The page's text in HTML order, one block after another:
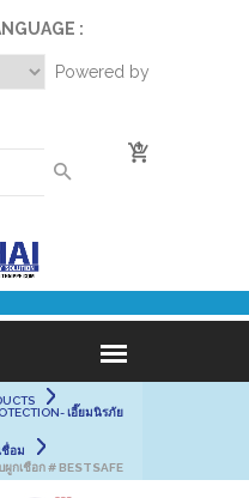
:
Powered by
0
เอี๊ยมนิรภัย
ชื่อม
กเชือก # BESTSAFE